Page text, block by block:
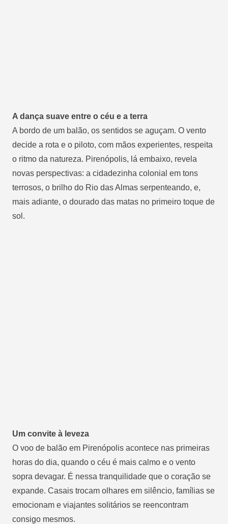
A dança suave entre o céu e a terra
A bordo de um balão, os sentidos se aguçam. O vento
decide a rota e o piloto, com mãos experientes, respeita
o ritmo da natureza. Pirenópolis, lá embaixo, revela
novas perspectivas: a cidadezinha colonial em tons
terrosos, o brilho do Rio das Almas serpenteando, e,
mais adiante, o dourado das matas no primeiro toque de
sol.
Um convite à leveza
O voo de balão em Pirenópolis acontece nas primeiras
horas do dia, quando o céu é mais calmo e o vento
sopra devagar. É nessa tranquilidade que o coração se
expande. Casais trocam olhares em silêncio, famílias se
emocionam e viajantes solitários se reencontram
consigo mesmos.